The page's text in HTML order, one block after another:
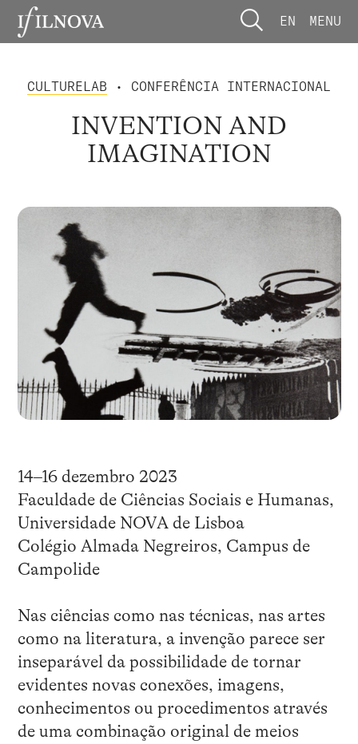
EN MENU
CULTURELAB • CONFERÊNCIA INTERNACIONAL
INVENTION AND
IMAGINATION
14–16 dezembro 2023
Faculdade de Ciências Sociais e Humanas,
Universidade NOVA de Lisboa
Colégio Almada Negreiros, Campus de
Campolide
Nas ciências como nas técnicas, nas artes
como na literatura, a invenção parece ser
inseparável da possibilidade de tornar
evidentes novas conexões, imagens,
conhecimentos ou procedimentos através
de uma combinação original de meios